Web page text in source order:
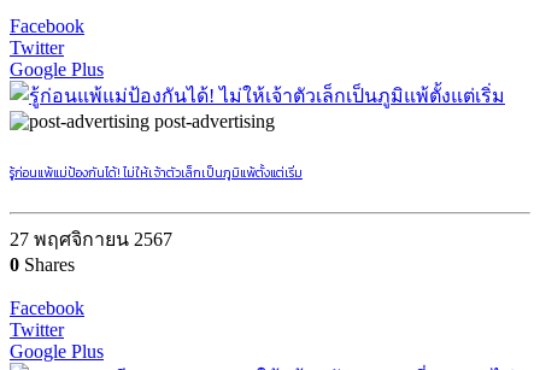
Facebook
Twitter
Google Plus
post-advertising
รู้ก่อนแพ้แม่ป้องกันได้! ไม่ให้เจ้าตัวเล็กเป็นภูมิแพ้ตั้งแต่เริ่ม
27 พฤศจิกายน 2567
0 Shares
Facebook
Twitter
Google Plus